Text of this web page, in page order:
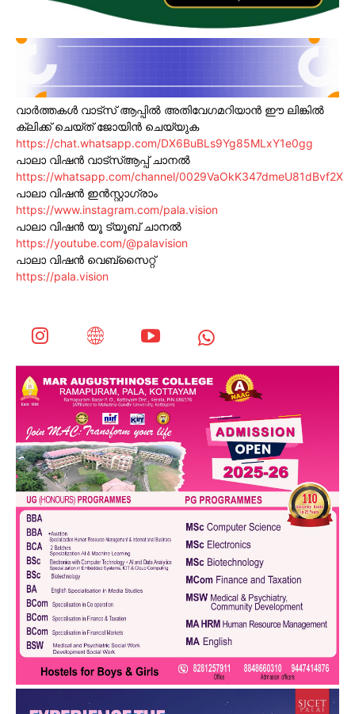
വാർത്തകൾ വാട്സ് ആപ്പിൽ അതിവേഗമറിയാൻ ഈ ലിങ്കിൽ
ക്ലിക്ക് ചെയ്ത് ജോയിൻ ചെയ്യുക
https://chat.whatsapp.com/DX6BuBLs9Yg85MLxY1e0gg
പാലാ വിഷൻ വാട്സ്ആപ്പ് ചാനൽ
https://whatsapp.com/channel/0029VaOkK347dmeU81dBvf2X
പാലാ വിഷൻ ഇൻസ്റ്റാഗ്രാം
https://www.instagram.com/pala.vision
പാലാ വിഷൻ യൂ ട്യൂബ് ചാനൽ
https://youtube.com/@palavision
പാലാ വിഷൻ വെബ്സൈറ്റ്
https://pala.vision